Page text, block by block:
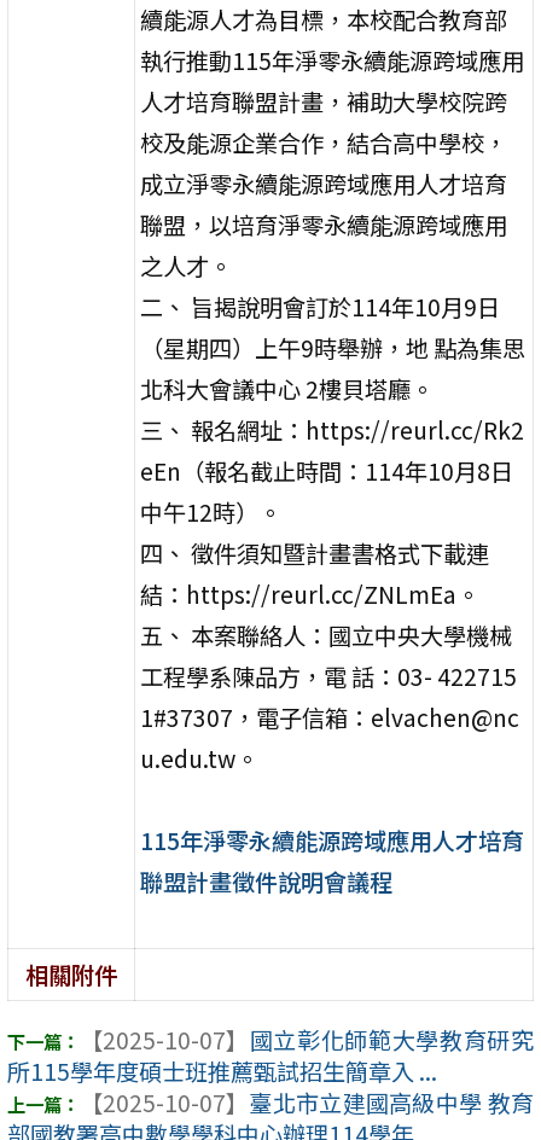
續能源人才為目標，本校配合教育部
執行推動115年淨零永續能源跨域應用
人才培育聯盟計畫，補助大學校院跨
校及能源企業合作，結合高中學校，
成立淨零永續能源跨域應用人才培育
聯盟，以培育淨零永續能源跨域應用
之人才。
二、 旨揭說明會訂於114年10月9日
（星期四）上午9時舉辦，地 點為集思
北科大會議中心 2樓貝塔廳。
三、 報名網址：https://reurl.cc/Rk2
eEn（報名截止時間：114年10月8日
中午12時）。
四、 徵件須知暨計畫書格式下載連
結：https://reurl.cc/ZNLmEa。
五、 本案聯絡人：國立中央大學機械
工程學系陳品方，電 話：03- 422715
1#37307，電子信箱：elvachen@nc
u.edu.tw。
115年淨零永續能源跨域應用人才培育
聯盟計畫徵件說明會議程
相關附件
【2025-10-07】 國立彰化師範大學教育研究
所115學年度碩士班推薦甄試招生簡章入 ...
【2025-10-07】 臺北市立建國高級中學 教育